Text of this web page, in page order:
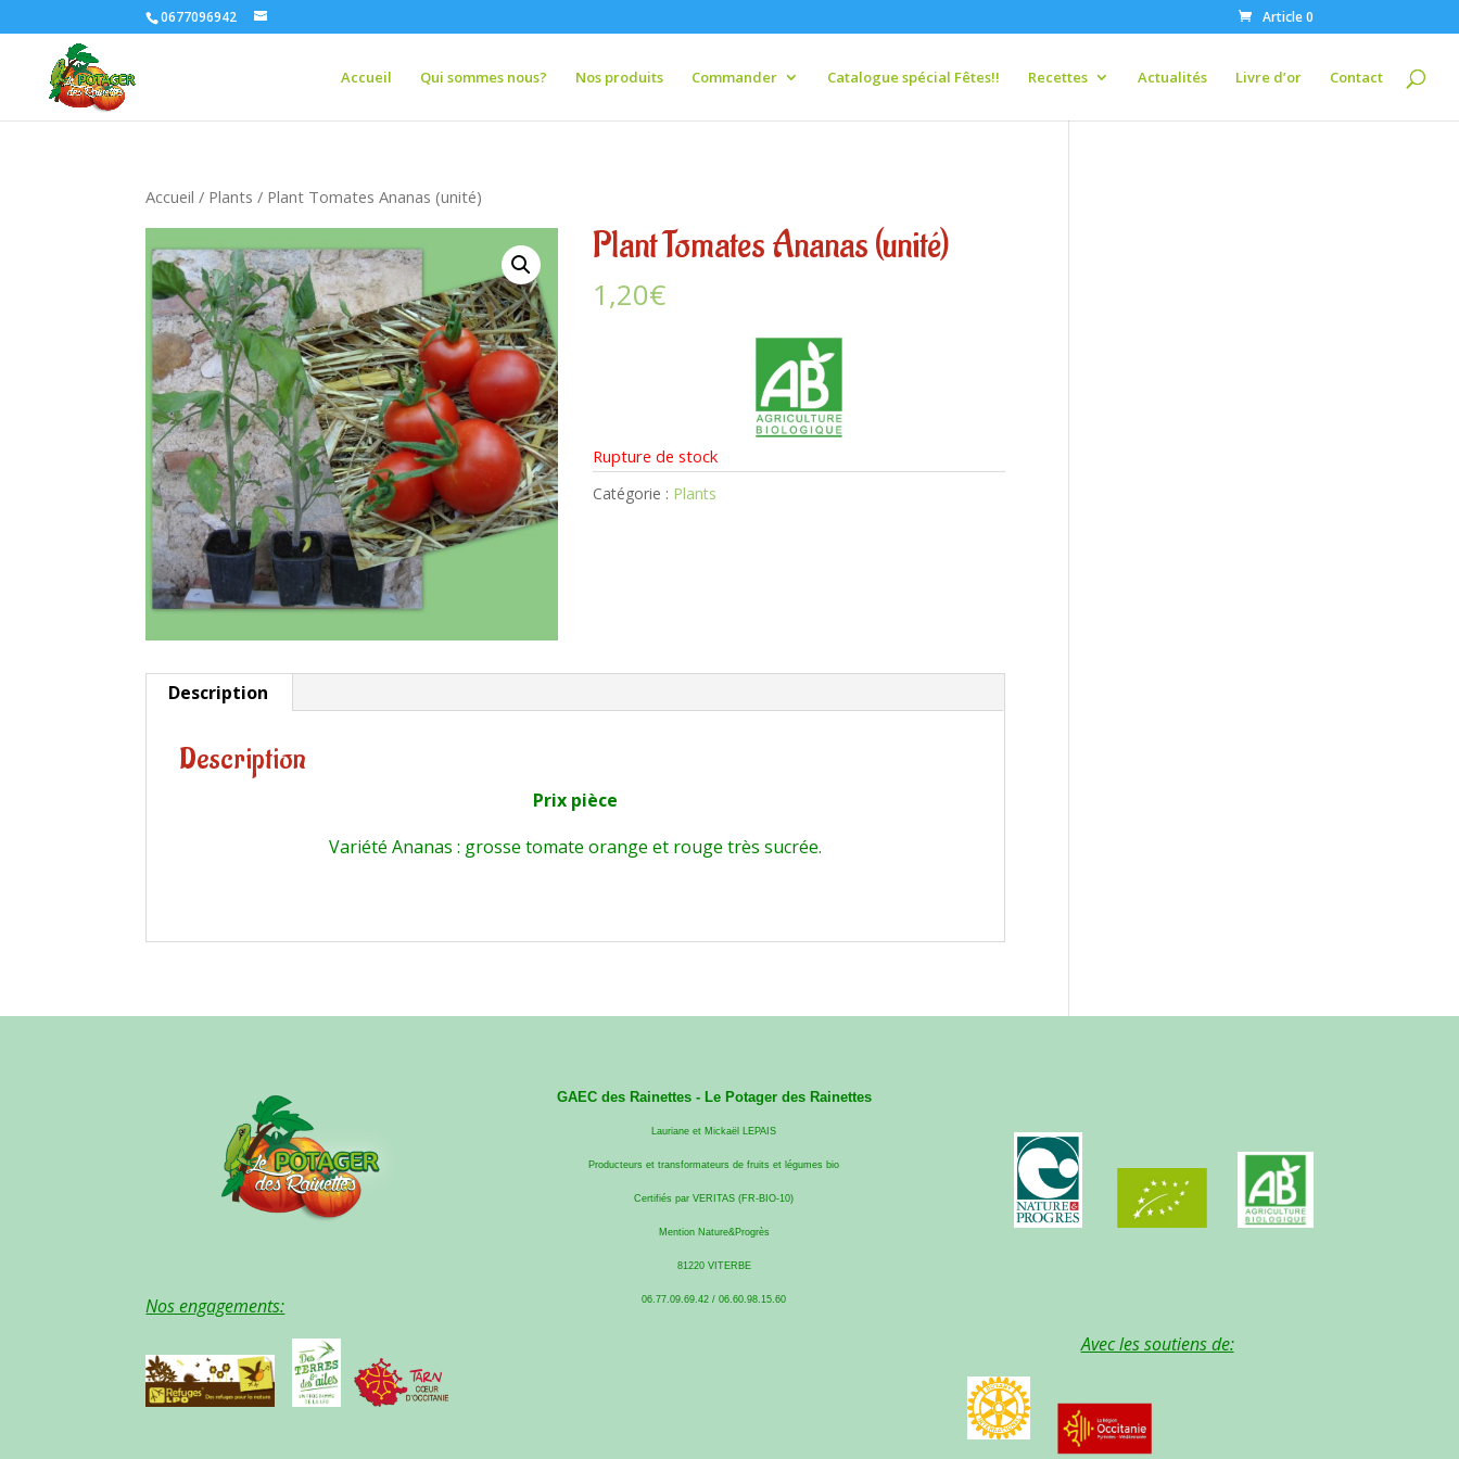
0677096942 Article 0
Accueil Qui sommes nous? Nos produits Commander Catalogue spécial Fêtes!! Recettes Actualités Livre d’or Contact
Accueil / Plants / Plant Tomates Ananas (unité)
Plant Tomates Ananas (unité)
1,20€
Rupture de stock
Catégorie : Plants
Description
Description
Prix pièce
Variété Ananas : grosse tomate orange et rouge très sucrée.
Nos engagements:
GAEC des Rainettes - Le Potager des Rainettes
Lauriane et Mickaël LEPAIS
Producteurs et transformateurs de fruits et légumes bio
Certifiés par VERITAS (FR-BIO-10)
Mention Nature&Progrès
81220 VITERBE
06.77.09.69.42 / 06.60.98.15.60
Avec les soutiens de: